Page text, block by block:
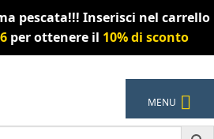
pescata!!! Inserisci nel carrello
per ottenere il 10% di sconto
MENU